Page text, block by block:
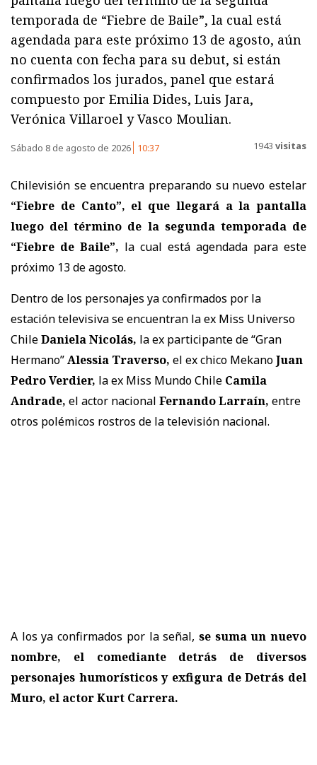
temporada de “Fiebre de Baile”, la cual está
agendada para este próximo 13 de agosto, aún
no cuenta con fecha para su debut, si están
confirmados los jurados, panel que estará
compuesto por Emilia Dides, Luis Jara,
Verónica Villaroel y Vasco Moulian.
Sábado 8 de agosto de 2026 10:37 1943 visitas
Chilevisión se encuentra preparando su nuevo estelar
“Fiebre de Canto”, el que llegará a la pantalla
luego del término de la segunda temporada de
“Fiebre de Baile”, la cual está agendada para este
próximo 13 de agosto.
Dentro de los personajes ya confirmados por la
estación televisiva se encuentran la ex Miss Universo
ChileDaniela Nicolás, la ex participante de “Gran
Hermano”Alessia Traverso, el ex chico MekanoJuan
Pedro Verdier, la ex Miss Mundo Chile Camila
Andrade, el actor nacional Fernando Larraín, entre
otros polémicos rostros de la televisión nacional.
A los ya confirmados por la señal, se suma un nuevo
nombre, el comediante detrás de diversos
personajes humorísticos y exfigura de Detrás del
Muro, el actor Kurt Carrera.